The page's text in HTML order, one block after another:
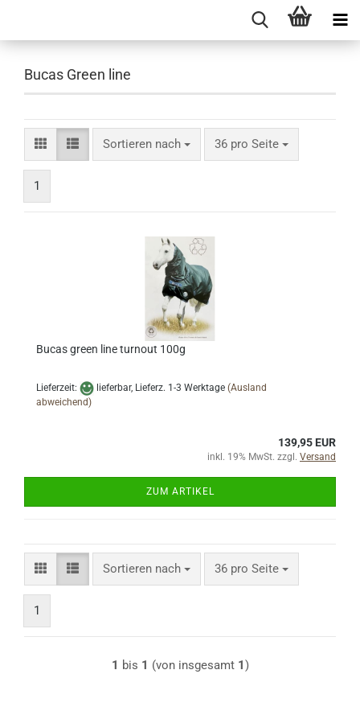
Bucas Green line
Sortieren nach
Sortieren nach 36 pro Seite
pro Seite
1
Bucas green line turnout 100g
Lieferzeit: lieferbar, Lieferz. 1-3 Werktage (Ausland
abweichend)
139,95 EUR
inkl. 19% MwSt. zzgl. Versand
ZUM ARTIKEL
Sortieren nach
Sortieren nach 36 pro Seite
pro Seite
1
1 bis 1 (von insgesamt 1)